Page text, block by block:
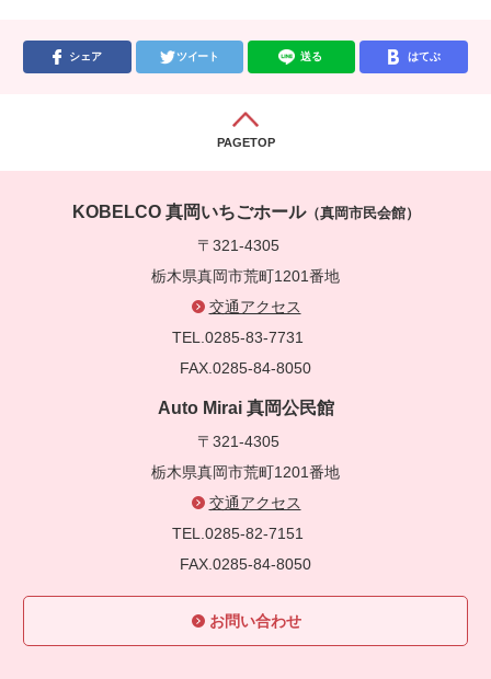
シェア ツイート 送る はてぶ
PAGETOP
KOBELCO 真岡いちごホール（真岡市民会館）
〒321-4305
栃木県真岡市荒町1201番地
交通アクセス
TEL.0285-83-7731
FAX.0285-84-8050
Auto Mirai 真岡公民館
〒321-4305
栃木県真岡市荒町1201番地
交通アクセス
TEL.0285-82-7151
FAX.0285-84-8050
お問い合わせ